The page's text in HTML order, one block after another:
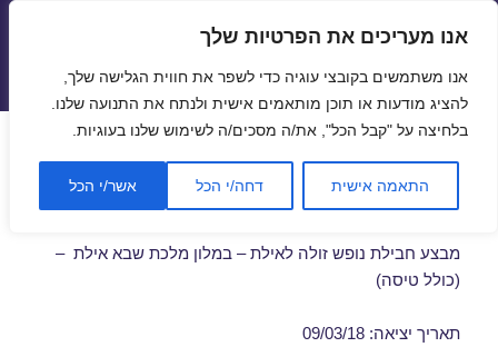
אנו מעריכים את הפרטיות שלך
אנו משתמשים בקובצי עוגיה כדי לשפר את חווית הגלישה שלך,
להציג מודעות או תוכן מותאמים אישית ולנתח את התנועה שלנו.
בלחיצה על "קבל הכל", את/ה מסכים/ה לשימוש שלנו בעוגיות.
התאמה אישית דחה/י הכל אשר/י הכל
תפריטים
ווידג'טים
חבילות נופש לאילת במרץ
09/03/2018
מבצע חבילת נופש זולה לאילת – במלון מלכת שבא אילת –
(כולל טיסה)
תאריך יציאה: 09/03/18